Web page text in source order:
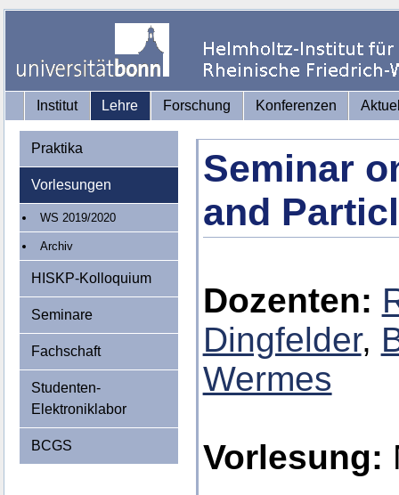
Institut Lehre Forschung Konferenzen
Praktika
Vorlesungen
WS 2019/2020
Archiv
HISKP-Kolloquium
Seminare
Fachschaft
Studenten-
Elektroniklabor
BCGS
Seminar
and
Dozenten:
Dingfelder,
Wermes
Vorlesung: